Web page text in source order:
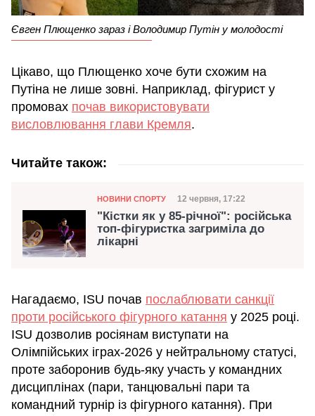
Євген Плющенко зараз і Володимир Путін у молодості
Цікаво, що Плющенко хоче бути схожим на
Путіна не лише зовні. Наприклад, фігурист у
промовах почав використовувати
висловлювання глави Кремля.
Читайте також:
Категорія
НОВИНИ СПОРТУ Дата публікації
12 червня, 17:22
"Кістки як у 85-річної": російська
топ-фігуристка загриміла до
лікарні
Нагадаємо, ISU почав послаблювати санкції
проти російського фігурного катання у 2025 році.
ISU дозволив росіянам виступати на
Олімпійських іграх-2026 у нейтральному статусі,
проте заборонив будь-яку участь у командних
дисциплінах (пари, танцювальні пари та
командний турнір із фігурного катання). При